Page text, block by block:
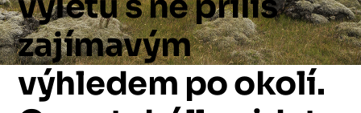
zajímavým
výhledem pookolí.